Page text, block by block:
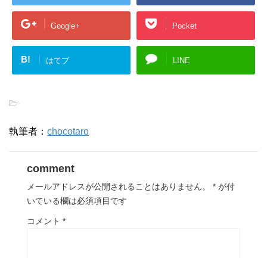
Google+ Pocket
B! はてブ LINE
-
執筆者： chocotaro
comment
メールアドレスが公開されることはありません。 * が付
いている欄は必須項目です
コメント *